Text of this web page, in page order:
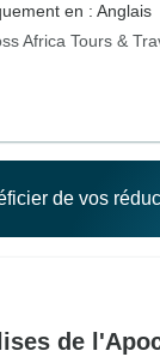
en : Anglais
Africa Tours &
de vos
de